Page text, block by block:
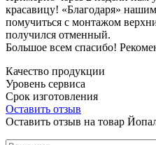
красавицу! «Благодаря»
помучиться с монтажом
получился отменный.
Большое всем спасибо!
Качество продукции
Уровень сервиса
Срок изготовления
Оставить отзыв
Оставить отзыв на товар